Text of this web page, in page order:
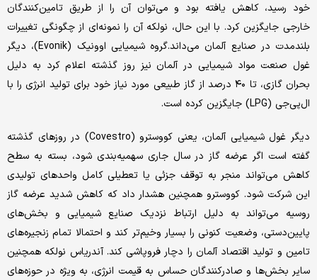
خود رسید، کاهش یافته بود و می‌توان آن را از طریق تامین‌کنندگان
خارجی جایگزین کرد. با این حال، نولکه آن را نمونه‌ای از چگونگی تغییرات
بلندمدت در صنایع آلمان می‌داند.گروه شیمیایی اوونیک (Evonik)، دیگر
غول صنعت مواد شیمیایی در آلمان نیز روز گذشته اعلام کرد به دلیل
بحران گازی، تا ۴۰ درصد از گاز طبیعی مورد نیاز خود برای تولید انرژی را با
ال‌پی‌جی (LPG) جایگزین کرده است.
دیگر غول شیمیایی آلمان، یعنی کووسترو (Covestro) در روزهای گذشته
گفته است اگر عرضه گاز در سال جاری سهمیه‌بندی شود، بسته به سطح
کاهش می‌تواند منجر به توقف جزئی یا تعطیلی کامل واحدهای تولیدی
این شرکت شود. کووسترو همچنین هشدار داد که کاهش شدید عرضه گاز
روسیه می‌تواند به دلیل ارتباط نزدیک صنایع شیمیایی و بخش‌های
پایین‌دستی، وضعیت کنونی را بسیار وخیم‌تر کند و احتمالا تمام زنجیره‌های
تامین و تولید اقتصاد آلمان را دچار فروپاشی کند. آندریاس نولکه همچنین
سایر بخش‌ها و صادرکنندگان حساس به قیمت انرژی، به ویژه در حوزه‌های